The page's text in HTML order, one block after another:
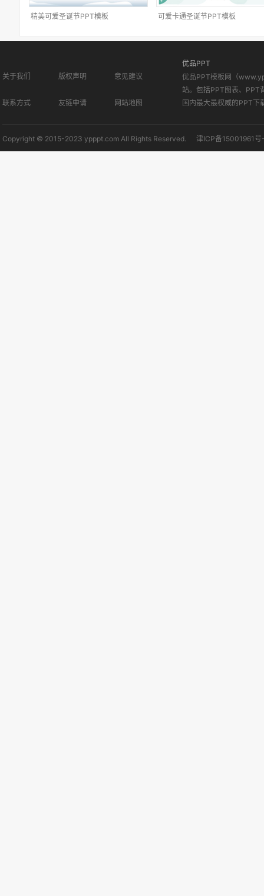
精美可爱圣诞节PPT模板 可爱卡通圣诞节PPT模板
关于我们 版权声明 意见建议
联系方式 友链申请 网站地图
优品PPT
优品PPT模板网（
站。包括PPT图表、PPT
国内最大最权威的PPT下
Copyright © 2015-2023 ypppt.com All Rights Reserved. 津ICP备15001961号